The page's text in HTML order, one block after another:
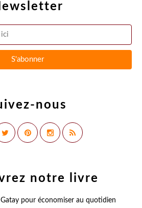
nous
notre livre